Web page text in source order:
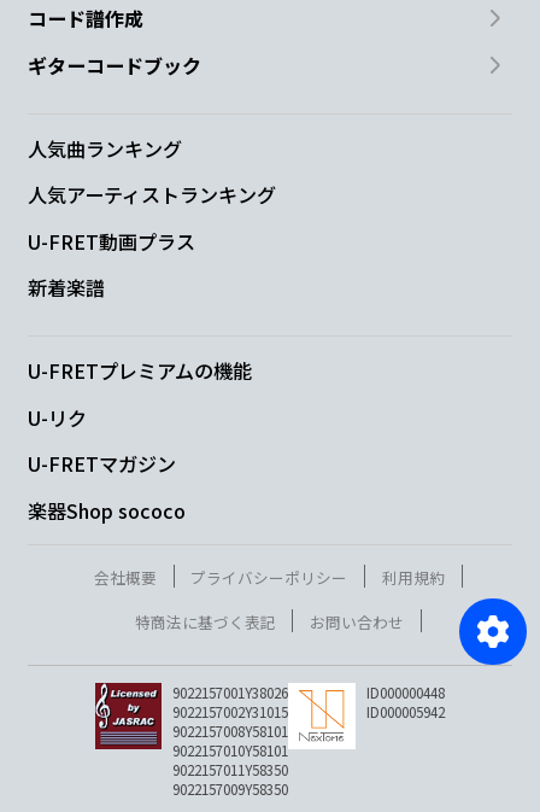
コード譜作成
ギターコードブック
人気曲ランキング
人気アーティストランキング
U-FRET動画プラス
新着楽譜
U-FRETプレミアムの機能
U-リク
U-FRETマガジン
楽器Shop sococo
会社概要 プライバシーポリシー
利用規約
特商法に基づく表記
お問い合わせ
9022157001Y38026
9022157002Y31015
9022157008Y58101
9022157010Y58101
9022157011Y58350
9022157009Y58350
ID000000448
ID000005942